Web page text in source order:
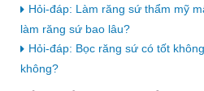
Hỏi-đáp: Làm răng sứ thẩm mỹ
làm răng sứ bao lâu?
Hỏi-đáp: Bọc răng sứ có tốt
không?